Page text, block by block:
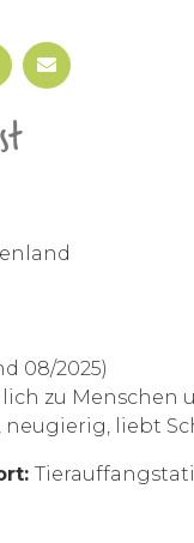
08/2025)
zu Menschen
neugierig, liebt